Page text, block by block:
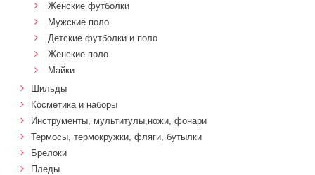
Женские футболки
Мужские поло
Детские футболки и поло
Женские поло
Майки
Шильды
Косметика и наборы
Инструменты, мультитулы,ножи, фонари
Термосы, термокружки, фляги, бутылки
Брелоки
Пледы